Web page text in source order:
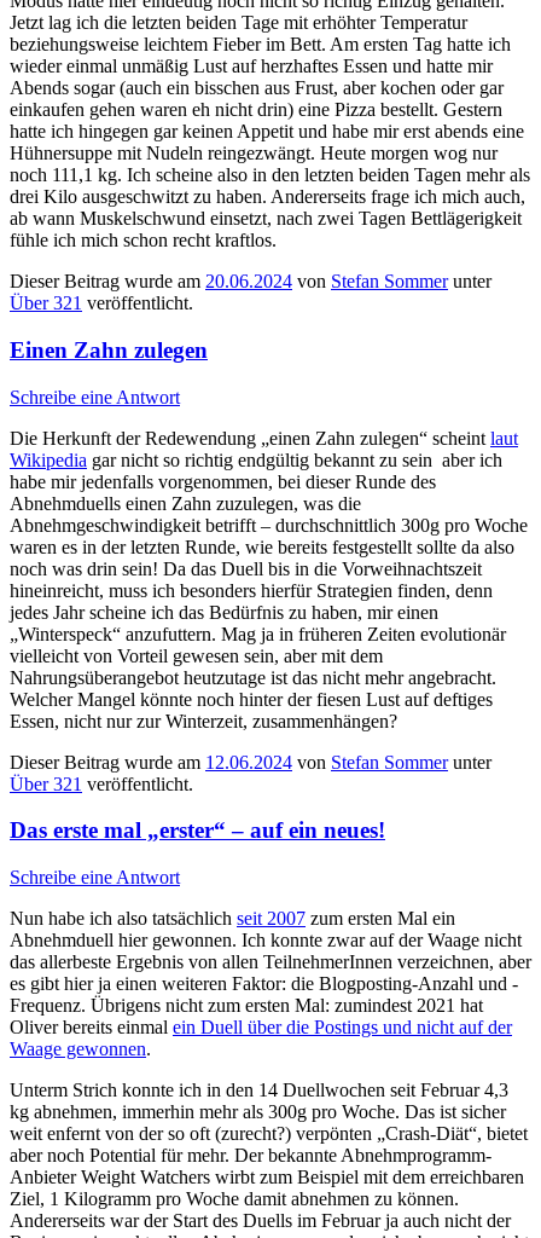
Jetzt lag ich die letzten beiden Tage mit erhöhter Temperatur
beziehungsweise leichtem Fieber im Bett. Am ersten Tag hatte ich
wieder einmal unmäßig Lust auf herzhaftes Essen und hatte mir
Abends sogar (auch ein bisschen aus Frust, aber kochen oder gar
einkaufen gehen waren eh nicht drin) eine Pizza bestellt. Gestern
hatte ich hingegen gar keinen Appetit und habe mir erst abends eine
Hühnersuppe mit Nudeln reingezwängt. Heute morgen wog nur
noch 111,1 kg. Ich scheine also in den letzten beiden Tagen mehr als
drei Kilo ausgeschwitzt zu haben. Andererseits frage ich mich auch,
ab wann Muskelschwund einsetzt, nach zwei Tagen Bettlägerigkeit
fühle ich mich schon recht kraftlos.
Dieser Beitrag wurde am 20.06.2024 von Stefan Sommerunter
Über 321 veröffentlicht.
Einen Zahn zulegen
Schreibe eine Antwort
Die Herkunft der Redewendung „einen Zahn zulegen“ scheint laut
Wikipedia gar nicht so richtig endgültig bekannt zu sein aber ich
habe mir jedenfalls vorgenommen, bei dieser Runde des
Abnehmduells einen Zahn zuzulegen, was die
Abnehmgeschwindigkeit betrifft – durchschnittlich 300g pro Woche
waren es in der letzten Runde, wie bereits festgestellt sollte da also
noch was drin sein! Da das Duell bis in die Vorweihnachtszeit
hineinreicht, muss ich besonders hierfür Strategien finden, denn
jedes Jahr scheine ich das Bedürfnis zu haben, mir einen
„Winterspeck“ anzufuttern. Mag ja in früheren Zeiten evolutionär
vielleicht von Vorteil gewesen sein, aber mit dem
Nahrungsüberangebot heutzutage ist das nicht mehr angebracht.
Welcher Mangel könnte noch hinter der fiesen Lust auf deftiges
Essen, nicht nur zur Winterzeit, zusammenhängen?
Dieser Beitrag wurde am 12.06.2024 von Stefan Sommerunter
Über 321 veröffentlicht.
Das erste mal „erster“ – auf ein neues!
Schreibe eine Antwort
Nun habe ich also tatsächlich seit 2007 zum ersten Mal ein
Abnehmduell hier gewonnen. Ich konnte zwar auf der Waage nicht
das allerbeste Ergebnis von allen TeilnehmerInnen verzeichnen, aber
es gibt hier ja einen weiteren Faktor: die Blogposting-Anzahl und -
Frequenz. Übrigens nicht zum ersten Mal: zumindest 2021 hat
Oliver bereits einmal ein Duell über die Postings und nicht auf der
Waage gewonnen.
Unterm Strich konnte ich in den 14 Duellwochen seit Februar 4,3
kg abnehmen, immerhin mehr als 300g pro Woche. Das ist sicher
weit enfernt von der so oft (zurecht?) verpönten „Crash-Diät“, bietet
aber noch Potential für mehr. Der bekannte Abnehmprogramm-
Anbieter Weight Watchers wirbt zum Beispiel mit dem erreichbaren
Ziel, 1 Kilogramm pro Woche damit abnehmen zu können.
Andererseits war der Start des Duells im Februar ja auch nicht der